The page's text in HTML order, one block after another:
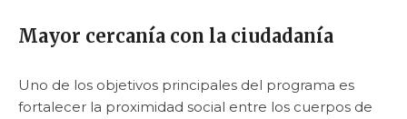
Mayor cercanía con la ciudadanía
Uno de los objetivos principales del programa es
fortalecer la proximidad social entre los cuerpos de